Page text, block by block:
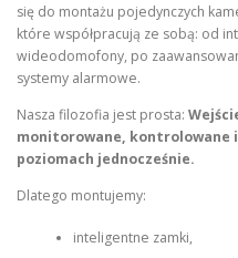
się do montażu pojedynczych
które współpracują ze sobą: od
wideodomofony, po
systemy alarmowe.
Nasza filozofia jest prosta:
monitorowane, kontrolowane
poziomach jednocześnie.
Dlatego montujemy:
inteligentne zamki,